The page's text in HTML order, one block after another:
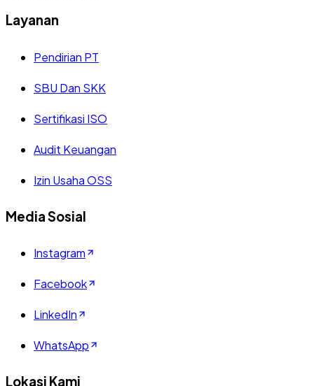
Layanan
Pendirian PT
SBU Dan SKK
Sertifikasi ISO
Audit Keuangan
Izin Usaha OSS
Media Sosial
Instagram
Facebook
LinkedIn
WhatsApp
Lokasi Kami